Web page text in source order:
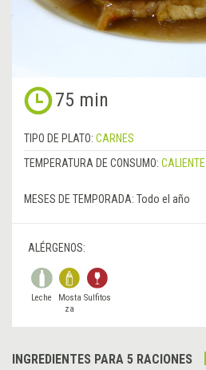
75 min
TIPO DE PLATO: CARNES
TEMPERATURA DE CONSUMO: CALIENTE
MESES DE TEMPORADA: Todo el año
ALÉRGENOS:
Leche
Mosta
za
Sulfitos
INGREDIENTES PARA 5 RACIONES